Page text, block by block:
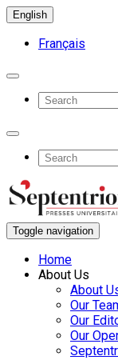
English
Français
Toggle navigation
Home
About Us
About
Our
Our
Our